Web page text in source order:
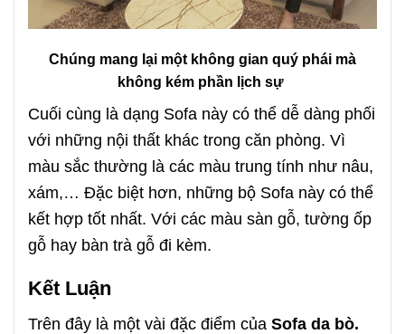
Chúng mang lại một không gian quý phái mà
không kém phần lịch sự
Cuối cùng là dạng Sofa này có thể dễ dàng phối
với những nội thất khác trong căn phòng. Vì
màu sắc thường là các màu trung tính như nâu,
xám,… Đặc biệt hơn, những bộ Sofa này có thể
kết hợp tốt nhất. Với các màu sàn gỗ, tường ốp
gỗ hay bàn trà gỗ đi kèm.
Kết Luận
Trên đây là một vài đặc điểm của Sofa da bò.